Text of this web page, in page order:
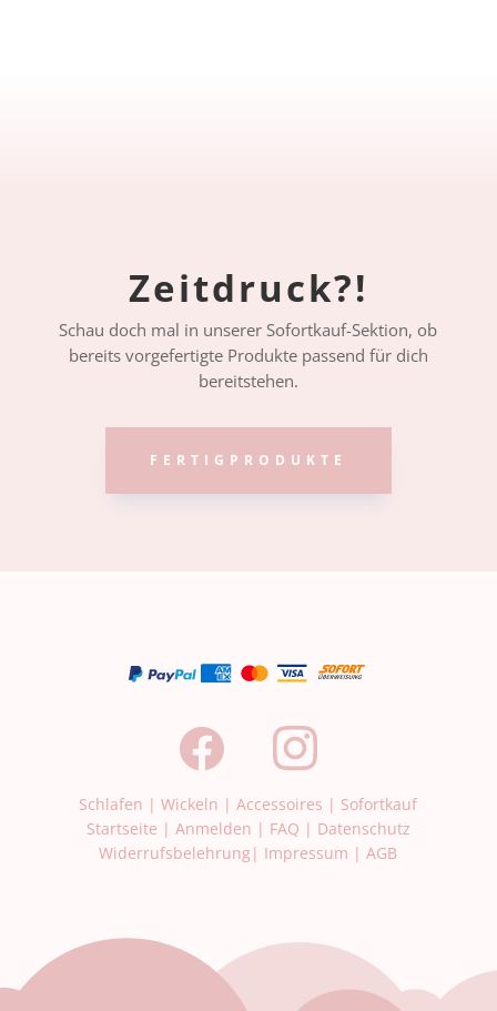
Zeitdruck?!
Schau doch mal in unserer Sofortkauf-Sektion, ob
bereits vorgefertigte Produkte passend für dich
bereitstehen.
FERTIGPRODUKTE
Schlafen |Wickeln |Accessoires | Sofortkauf
Startseite | Anmelden | FAQ | Datenschutz
Widerrufsbelehrung | Impressum |AGB